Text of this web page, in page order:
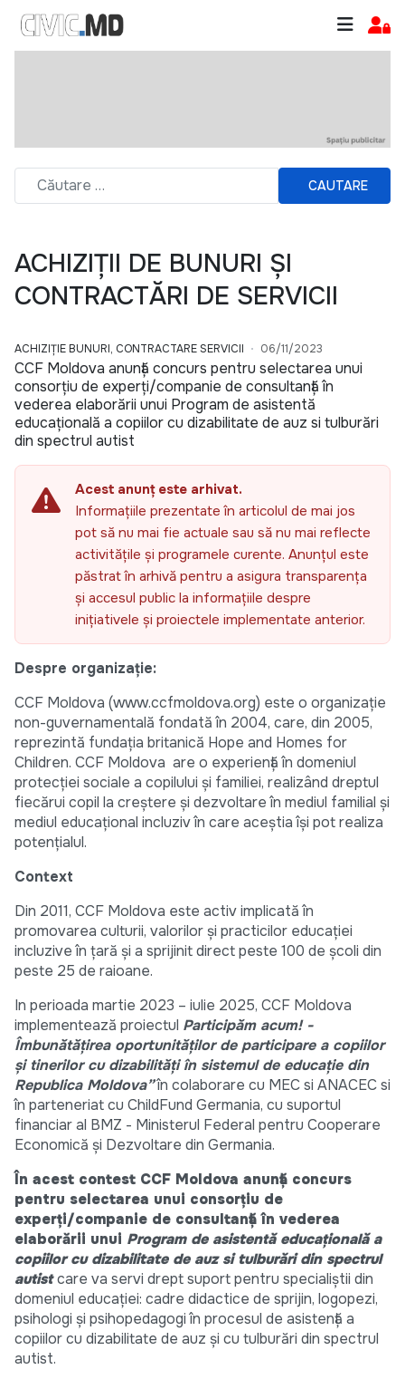
CAUTARE
ACHIZIȚII DE BUNURI ȘI
CONTRACTĂRI DE SERVICII
ACHIZIȚIE BUNURI, CONTRACTARE SERVICII 06/11/2023
CCF Moldova anunță concurs pentru selectarea unui
consorțiu de experți/companie de consultanță în
vederea elaborării unui Program de asistentă
educațională a copiilor cu dizabilitate de auz si tulburări
din spectrul autist
Acest anunț este arhivat.
Informațiile prezentate în articolul de mai jos
pot să nu mai fie actuale sau să nu mai reflecte
activitățile și programele curente. Anunțul este
păstrat în arhivă pentru a asigura transparența
și accesul public la informațiile despre
inițiativele și proiectele implementate anterior.
Despre organizație:
CCF Moldova (www.ccfmoldova.org) este o organizație
non-guvernamentală fondată în 2004, care, din 2005,
reprezintă fundația britanică Hope and Homes for
Children. CCF Moldova are o experiență în domeniul
protecției sociale a copilului și familiei, realizând dreptul
fiecărui copil la creștere și dezvoltare în mediul familial și
mediul educațional incluziv în care aceștia își pot realiza
potențialul.
Context
Din 2011, CCF Moldova este activ implicată în
promovarea culturii, valorilor și practicilor educației
incluzive în țară și a sprijinit direct peste 100 de școli din
peste 25 de raioane.
In perioada martie 2023 – iulie 2025, CCF Moldova
implementează proiectul Participăm acum! -
Îmbunătățirea oportunităților de participare a copiilor
și tinerilor cu dizabilități în sistemul de educație din
Republica Moldova”în colaborare cu MEC si ANACEC si
în parteneriat cu ChildFund Germania, cu suportul
financiar al BMZ - Ministerul Federal pentru Cooperare
Economică și Dezvoltare din Germania.
În acest contest CCF Moldova anunță concurs
pentru selectarea unui consorțiu de
experți/companie de consultanță în vederea
elaborării unui Program de asistentă educațională a
copiilor cu dizabilitate de auz si tulburări din spectrul
autist care va servi drept suport pentru specialiștii din
domeniul educației: cadre didactice de sprijin, logopezi,
psihologi și psihopedagogi în procesul de asistență a
copiilor cu dizabilitate de auz și cu tulburări din spectrul
autist.